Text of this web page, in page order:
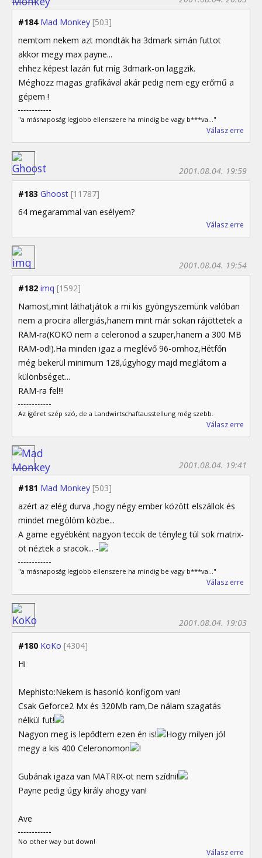
#184 Mad Monkey [503]
nemtom nekem azt mondták ha 3dmark simán futtot
akkor megy max payne...
ehhez képest lazán fut míg 3dmark-on laggzik.
Méghozz magas grafikával akár pedig nem egy erőmű a
gépem !
"a másnaposág legjobb ellenszere ha mindig be vagy b***va..."
Válasz erre
#183 Ghoost [11787]
2001.08.04. 19:59
64 megarammal van esélyem?
Válasz erre
#182 imq [1592]
2001.08.04. 19:54
Namost,mint láthatjátok a mi kis gyöngyszemünk valóban
nem a procira allergiás,hanem mint már sokan rájöttetek a
RAM-ra(KOKO nem a celeronod a szuper,hanem a 300 MB
RAM-od!).Ha minden igaz a meglévő 96-omhoz,Hétfőn
még bekerül minimum 128,úgyhogy majd meglátom a
különbséget...
RAM-ra fel!!!
Az ígéret szép szó, de a Landwirtschaftausstellung még szebb.
Válasz erre
#181 Mad Monkey [503]
2001.08.04. 19:41
azért az elég durva ,hogy négy ember között elszállok és
mindet megölöm közbe...
A game egyébként nagyon teccik de tényleg túl sok matrix-
ot néztek a sracok... -
"a másnaposág legjobb ellenszere ha mindig be vagy b***va..."
Válasz erre
#180 KoKo [4304]
2001.08.04. 19:03
Hi
Mephisto:Nekem is hasonló konfigom van!
Csak Geforce2 Mx és 320Mb ram,De nálam szagatás
nélkül fut!
Nagyon meg is lepődtem ezen én is!
Hogy milyen jól
megy a kis 400 Celeronomon
!
Gubának igaza van MATRIX-ot nem szídni!
Payne pedig úgy király ahogy van!
Ave
No other way but down!
Válasz erre